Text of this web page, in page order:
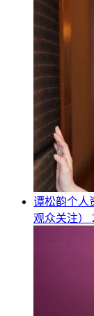
谭松韵个人
观众关注）